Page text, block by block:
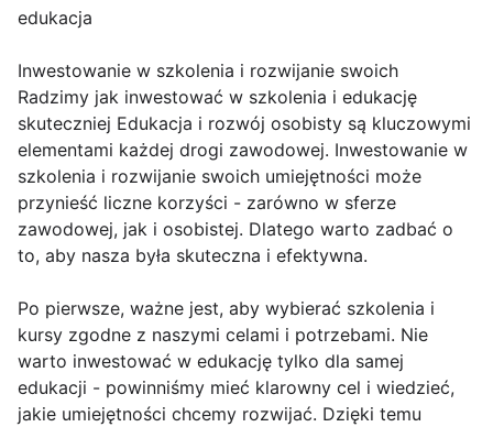
edukacja
Inwestowanie w szkolenia i rozwijanie swoich
Radzimy jak inwestować w szkolenia i edukację
skuteczniej Edukacja i rozwój osobisty są kluczowymi
elementami każdej drogi zawodowej. Inwestowanie w
szkolenia i rozwijanie swoich umiejętności może
przynieść liczne korzyści - zarówno w sferze
zawodowej, jak i osobistej. Dlatego warto zadbać o
to, aby nasza była skuteczna i efektywna.
Po pierwsze, ważne jest, aby wybierać szkolenia i
kursy zgodne z naszymi celami i potrzebami. Nie
warto inwestować w edukację tylko dla samej
edukacji - powinniśmy mieć klarowny cel i wiedzieć,
jakie umiejętności chcemy rozwijać. Dzięki temu